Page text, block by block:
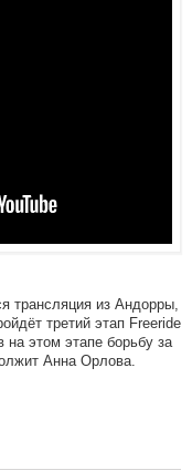
трансляция из Андорры,
третий этап Freeride
на этом этапе борьбу за
Анна Орлова.